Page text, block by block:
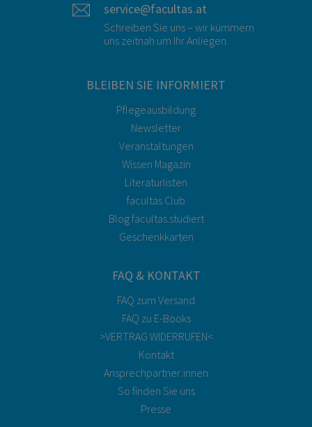
service@facultas.at
Schreiben Sie uns – wir kümmern
uns zeitnah um Ihr Anliegen.
BLEIBEN SIE INFORMIERT
Pflegeausbildung
Newsletter
Veranstaltungen
Wissen Magazin
Literaturlisten
facultas Club
Blog facultas.studiert
Geschenkkarten
FAQ & KONTAKT
FAQ zum Versand
FAQ zu E-Books
>VERTRAG WIDERRUFEN<
Kontakt
Ansprechpartner:innen
So finden Sie uns
Presse